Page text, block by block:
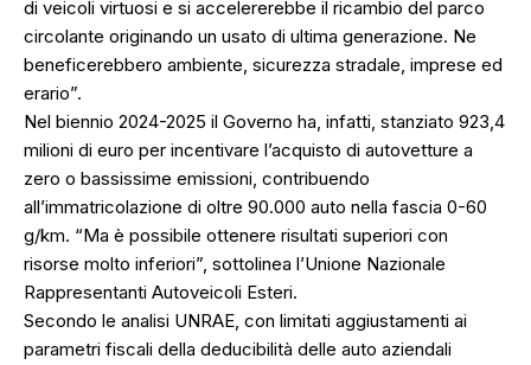
di veicoli virtuosi e si accelererebbe il ricambio del parco
circolante originando un usato di ultima generazione. Ne
beneficerebbero ambiente, sicurezza stradale, imprese ed
erario”.
Nel biennio 2024-2025 il Governo ha, infatti, stanziato 923,4
milioni di euro per incentivare l’acquisto di autovetture a
zero o bassissime emissioni, contribuendo
all’immatricolazione di oltre 90.000 auto nella fascia 0-60
g/km. “Ma è possibile ottenere risultati superiori con
risorse molto inferiori”, sottolinea l’Unione Nazionale
Rappresentanti Autoveicoli Esteri.
Secondo le analisi UNRAE, con limitati aggiustamenti ai
parametri fiscali della deducibilità delle auto aziendali